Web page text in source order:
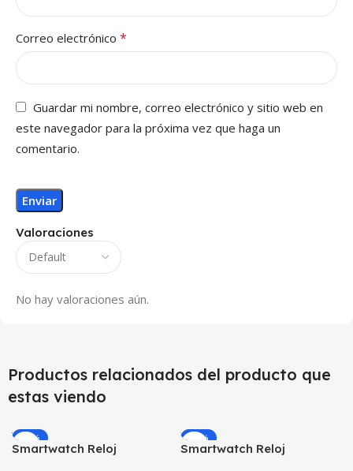
Valoraciones
No hay valoraciones aún.
Correo electrónico *
Guardar mi nombre, correo electrónico y sitio web en
este navegador para la próxima vez que haga un
comentario.
Productos relacionados del producto que
estas viendo
-10%
Smartwatch Reloj
-59%
Smartwatch Reloj